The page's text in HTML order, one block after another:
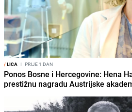
/LICA I PRIJE 1 DAN
Ponos Bosne i Hercegovine: Hena
prestižnu nagradu Austrijske